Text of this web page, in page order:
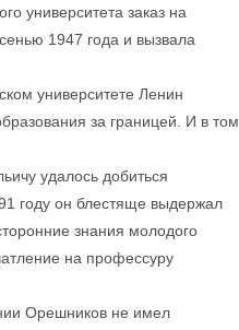
университета заказ на
1947 года и вызвала
университете Ленин
за границей. И в том
удалось добиться
году он блестяще выдержал
знания молодого
на профессуру
Орешников не имел